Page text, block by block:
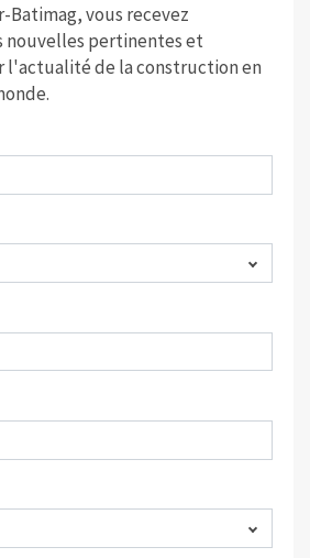
Batimag, vous recevez
nouvelles pertinentes et
l'actualité de la construction en